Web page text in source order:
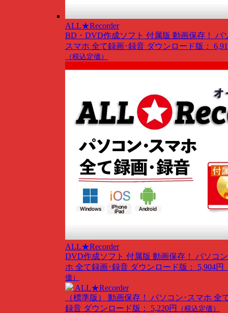
ALL★Recorder
BD・DVD作成ソフト 付属版 動画保存！ パ
スマホ 全て録画･録音 ダウンロード版：
（税込定価）
ALL★Recorder
DVD作成ソフト 付属版 動画保存！ パソコ
ホ 全て録画･録音 ダウンロード版： 5,904円
価）
ALL★Recorder
（標準版） 動画保存！ パソコン･スマホ 全
録音 ダウンロード版： 5,220円 （税込定価）